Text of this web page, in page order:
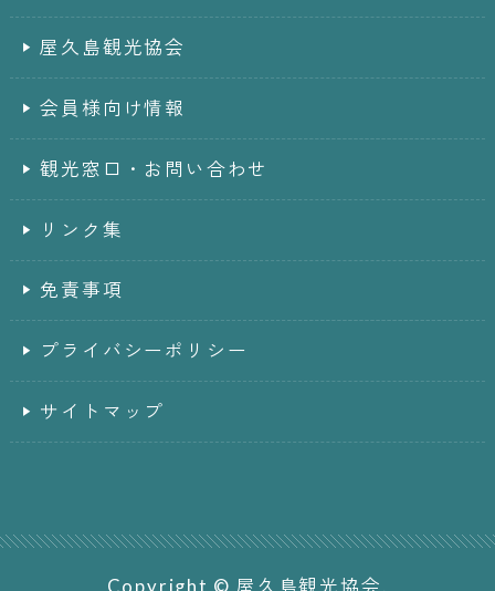
屋久島観光協会
会員様向け情報
観光窓口・お問い合わせ
リンク集
免責事項
プライバシーポリシー
サイトマップ
Copyright © 屋久島観光協会.